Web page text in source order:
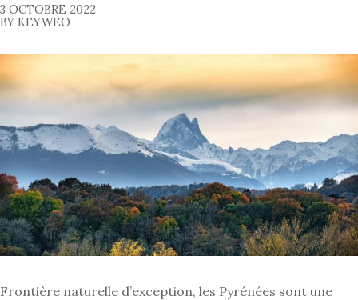
3 OCTOBRE 2022
BY KEYWEO
Frontière naturelle d’exception, les Pyrénées sont une